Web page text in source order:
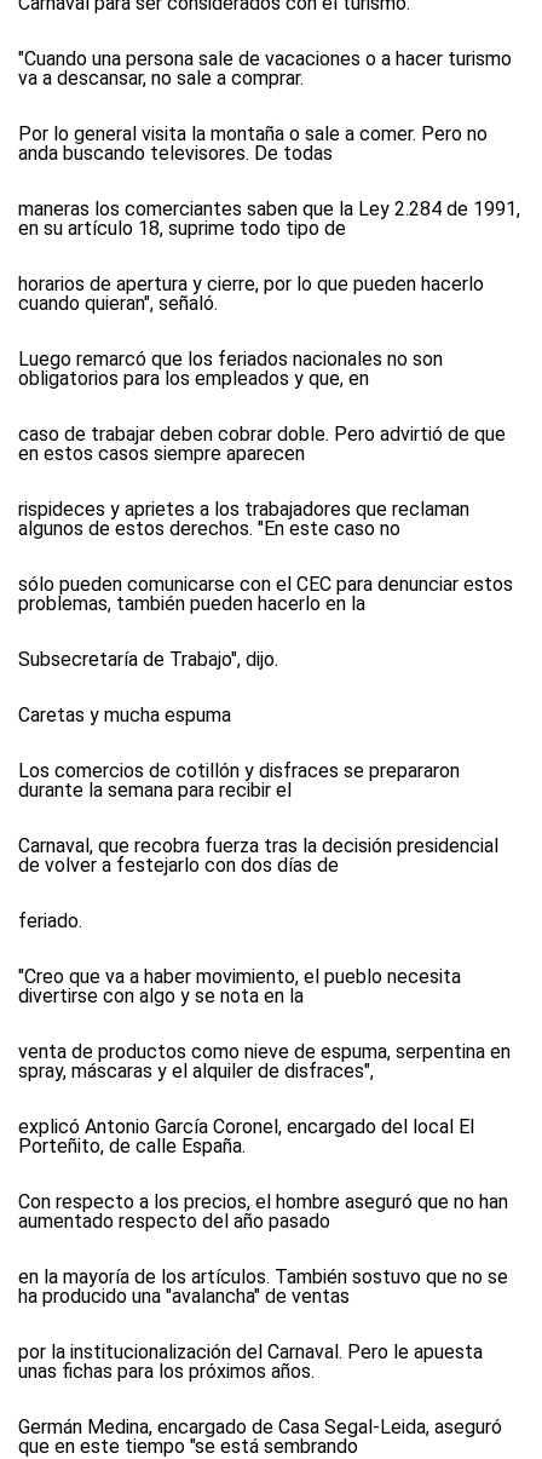
"Cuando una persona sale de vacaciones o a hacer turismo
va a descansar, no sale a comprar.
Por lo general visita la montaña o sale a comer. Pero no
anda buscando televisores. De todas
maneras los comerciantes saben que la Ley 2.284 de 1991,
en su artículo 18, suprime todo tipo de
horarios de apertura y cierre, por lo que pueden hacerlo
cuando quieran", señaló.
Luego remarcó que los feriados nacionales no son
obligatorios para los empleados y que, en
caso de trabajar deben cobrar doble. Pero advirtió de que
en estos casos siempre aparecen
rispideces y aprietes a los trabajadores que reclaman
algunos de estos derechos. "En este caso no
sólo pueden comunicarse con el CEC para denunciar estos
problemas, también pueden hacerlo en la
Subsecretaría de Trabajo", dijo.
Caretas y mucha espuma
Los comercios de cotillón y disfraces se prepararon
durante la semana para recibir el
Carnaval, que recobra fuerza tras la decisión presidencial
de volver a festejarlo con dos días de
feriado.
"Creo que va a haber movimiento, el pueblo necesita
divertirse con algo y se nota en la
venta de productos como nieve de espuma, serpentina en
spray, máscaras y el alquiler de disfraces",
explicó Antonio García Coronel, encargado del local El
Porteñito, de calle España.
Con respecto a los precios, el hombre aseguró que no han
aumentado respecto del año pasado
en la mayoría de los artículos. También sostuvo que no se
ha producido una "avalancha" de ventas
por la institucionalización del Carnaval. Pero le apuesta
unas fichas para los próximos años.
Germán Medina, encargado de Casa Segal-Leida, aseguró
que en este tiempo "se está sembrando